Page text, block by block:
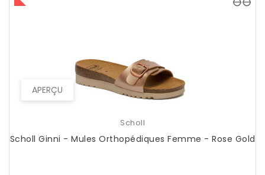
APERÇU
Scholl
Scholl Ginni - Mules Orthopédiques Femme - Rose Gold